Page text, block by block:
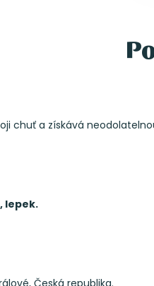
chuť a získává
lepek.
Česká republika.